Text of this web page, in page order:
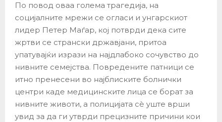
По повод оваа голема трагедија, на
социјалните мрежи се огласи и унгарскиот
лидер Петер Маѓар, кој потврди дека сите
жртви се странски државјани, притоа
упатувајќи изрази на најдлабоко сочувство до
нивните семејства. Повредените патници се
итно пренесени во најблиските болнички
центри каде медицинските лица се борат за
нивните животи, а полицијата сè уште врши
увид за да ги утврди прецизните причини кои